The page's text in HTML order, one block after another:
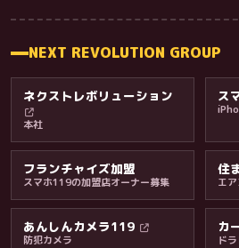
NEXT REVOLUTION GROUP
ネクストレボリューション
本社
ス
フランチャイズ加盟
スマホ119の加盟店オーナー募集
住
エ
あんしんカメラ119
防犯カメラ
カ
ド